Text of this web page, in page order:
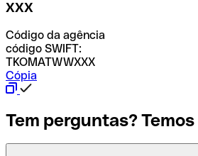
XXX
Código da agência
código SWIFT:
TKOMATWWXXX
Cópia
Tem perguntas?